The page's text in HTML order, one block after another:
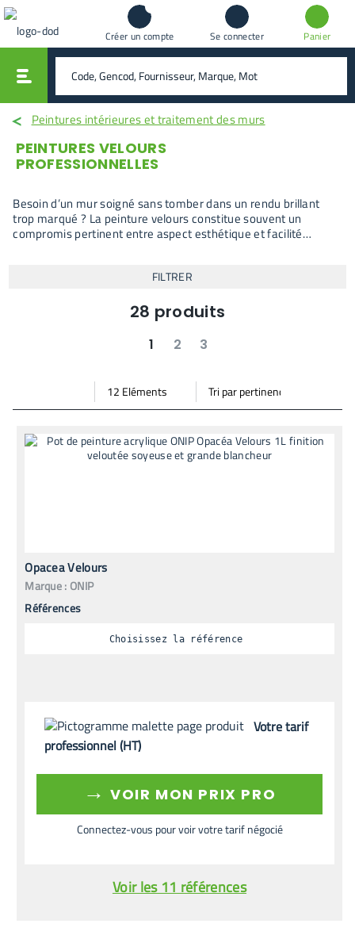
Créer un compte Se connecter Panier
rechercher
Peintures intérieures et traitement des murs
PEINTURES VELOURS
PROFESSIONNELLES
Besoin d’un mur soigné sans tomber dans un rendu brillant
trop marqué ? La peinture velours constitue souvent un
compromis pertinent entre aspect esthétique et facilité
FILTRER
28 produits
1 2 3
Mode vignette
Mode bande
Par
page
Trier
par
Opacea Velours
Marque : ONIP
Références
Choisissez la référence
Votre tarif
professionnel (HT)
→ VOIR MON PRIX PRO
Connectez-vous pour voir votre tarif négocié
Voir les 11 références